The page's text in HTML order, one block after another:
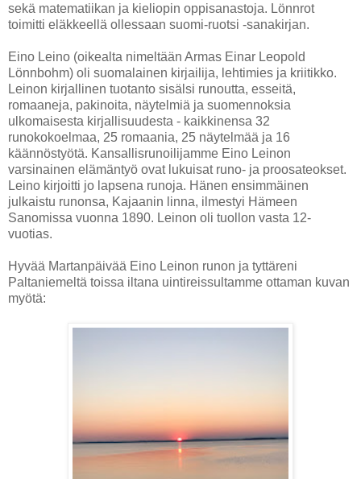
sekä matematiikan ja kieliopin oppisanastoja. Lönnrot
toimitti eläkkeellä ollessaan suomi-ruotsi -sanakirjan.
Eino Leino (oikealta nimeltään Armas Einar Leopold
Lönnbohm) oli suomalainen kirjailija, lehtimies ja kriitikko.
Leinon kirjallinen tuotanto sisälsi runoutta, esseitä,
romaaneja, pakinoita, näytelmiä ja suomennoksia
ulkomaisesta kirjallisuudesta - kaikkinensa 32
runokokoelmaa, 25 romaania, 25 näytelmää ja 16
käännöstyötä. Kansallisrunoilijamme Eino Leinon
varsinainen elämäntyö ovat lukuisat runo- ja proosateokset.
Leino kirjoitti jo lapsena runoja. Hänen ensimmäinen
julkaistu runonsa, Kajaanin linna, ilmestyi Hämeen
Sanomissa vuonna 1890. Leinon oli tuollon vasta 12-
vuotias.
Hyvää Martanpäivää Eino Leinon runon ja tyttäreni
Paltaniemeltä toissa iltana uintireissultamme ottaman kuvan
myötä: